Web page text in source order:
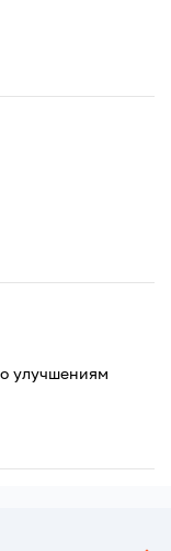
улучшениям